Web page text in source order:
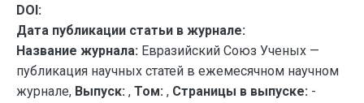
DOI:
Дата публикации статьи в журнале:
Название журнала: Евразийский Союз Ученых —
публикация научных статей в ежемесячном научном
журнале, Выпуск: , Том: , Страницы в выпуске: -